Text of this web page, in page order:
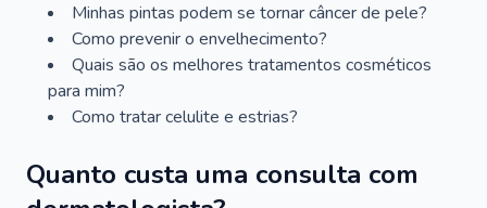
Minhas pintas podem se tornar câncer de pele?
Como prevenir o envelhecimento?
Quais são os melhores tratamentos cosméticos
para mim?
Como tratar celulite e estrias?
Quanto custa uma consulta com